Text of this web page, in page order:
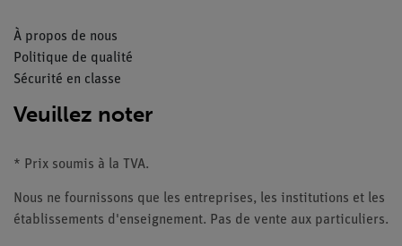
À propos de nous
Politique de qualité
Sécurité en classe
Veuillez noter
* Prix soumis à la TVA.
Nous ne fournissons que les entreprises, les institutions et les
établissements d'enseignement. Pas de vente aux particuliers.